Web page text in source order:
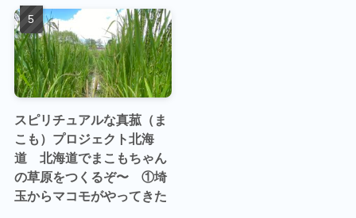
スピリチュアルな真菰（ま
こも）プロジェクト北海
道 北海道でまこもちゃん
の草原をつくるぞ〜 ①埼
玉からマコモがやってきた